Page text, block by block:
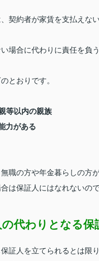
契約者が家賃を支払えな
場合に代わりに責任を負
とおりです。
等以内の親族
力がある
職の方や年金暮らしの方が
は保証人にはなれないの
代わりとなる保
証人を立てられるとは限り